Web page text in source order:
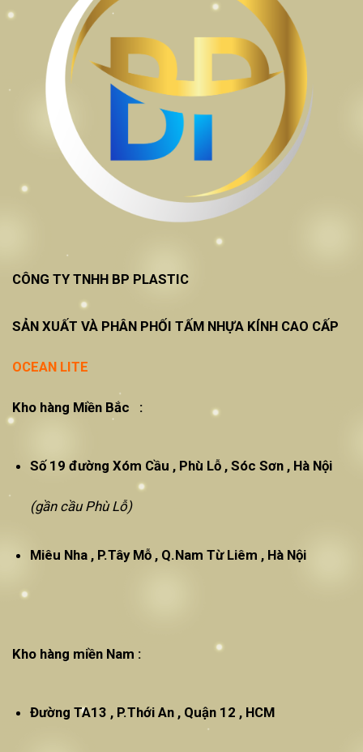
CÔNG TY TNHH BP PLASTIC
SẢN XUẤT VÀ PHÂN PHỐI TẤM NHỰA KÍNH CAO CẤP
OCEAN LITE
Kho hàng Miền Bắc :
Số 19 đường Xóm Cầu , Phù Lỗ , Sóc Sơn , Hà Nội
(gần cầu Phù Lỗ)
Miêu Nha , P.Tây Mỗ , Q.Nam Từ Liêm , Hà Nội
Kho hàng miền Nam :
Đường TA13 , P.Thới An , Quận 12 , HCM